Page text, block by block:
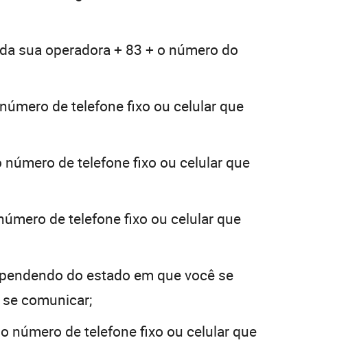
sua operadora + 83 + o número do
de telefone fixo ou celular que
número de telefone fixo ou celular que
de telefone fixo ou celular que
do estado em que você se
comunicar;
número de telefone fixo ou celular que